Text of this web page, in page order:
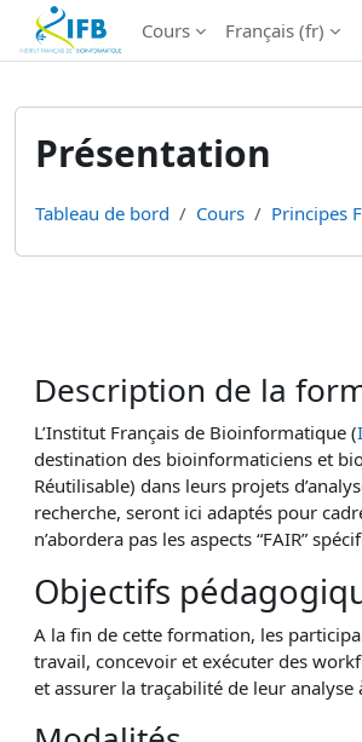
Institut Français de Bioinformatique - Les
Passer au contenu principal
Cours Français ‎(fr)‎
Présentation
Tableau de bord Cours Principes
Description de la
L’Institut Français de Bioinformatique (
destination des bioinformaticiens et
Réutilisable) dans leurs projets
recherche, seront ici adaptés pour
n’abordera pas les aspects “FAIR”
Objectifs
A la fin de cette formation, les
travail, concevoir et exécuter des
et assurer la traçabilité de leur analyse